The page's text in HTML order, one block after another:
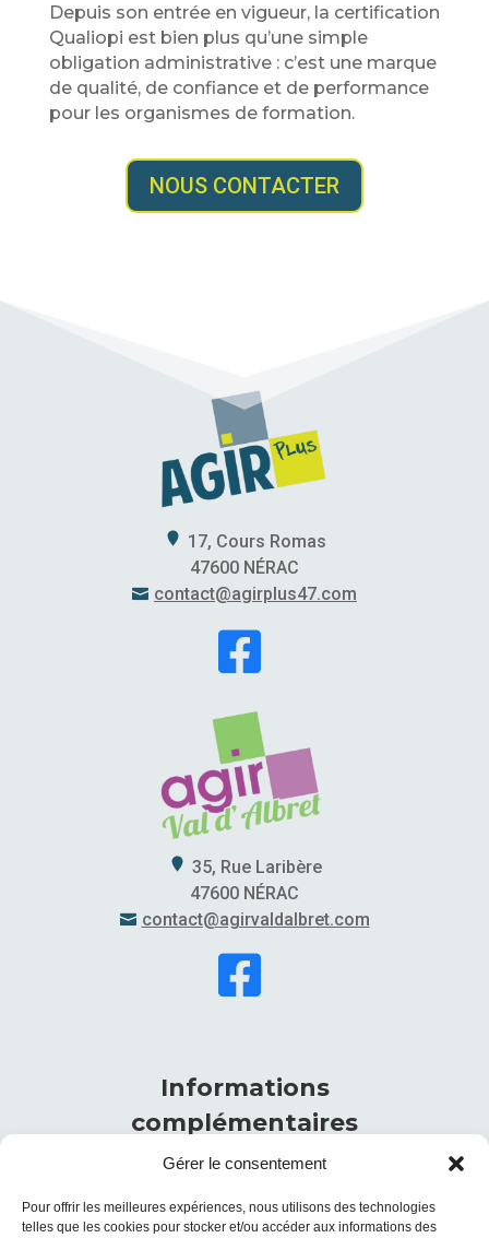
Gérer le consentement
Pour offrir les meilleures expériences, nous utilisons des technologies
telles que les cookies pour stocker et/ou accéder aux informations des
Depuis son entrée en vigueur, la certification
Qualiopi est bien plus qu’une simple
obligation administrative : c’est une marque
de qualité, de confiance et de performance
pour les organismes de formation.
NOUS CONTACTER
17, Cours Romas
47600 NÉRAC
 contact@agirplus47.com

35, Rue Laribère
47600 NÉRAC
 contact@agirvaldalbret.com

Informations
complémentaires
Ouverture du lundi au vendredi
de 8h00 à 17h00
